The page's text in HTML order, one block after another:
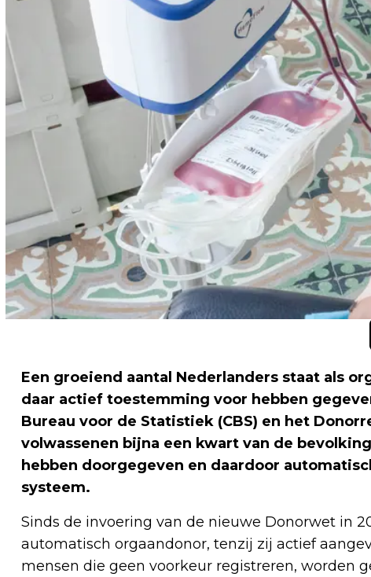
Een groeiend aantal Nederlanders staat als
daar actief toestemming voor hebben
Bureau voor de Statistiek (CBS) en het
volwassenen bijna een kwart van de
hebben doorgegeven en daardoor
systeem.
Sinds de invoering van de nieuwe Donorwet in
automatisch orgaandonor, tenzij zij actief
mensen die geen voorkeur registreren, worden